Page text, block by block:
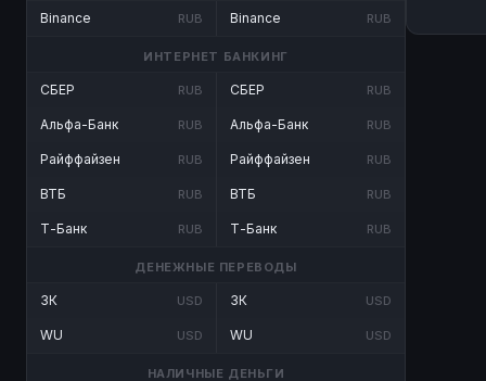
Binance RUB Binance RUB
ИНТЕРНЕТ БАНКИНГ
СБЕР RUB
Альфа-Банк RUB
Райффайзен RUB
ВТБ RUB
Т-Банк RUB
СБЕР RUB
Альфа-Банк RUB
Райффайзен RUB
ВТБ RUB
Т-Банк RUB
ДЕНЕЖНЫЕ ПЕРЕВОДЫ
ЗК USD
WU USD
ЗК USD
WU USD
НАЛИЧНЫЕ ДЕНЬГИ